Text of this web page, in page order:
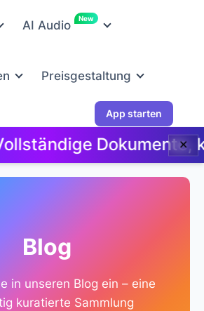
AI Audio New
Preisgestaltung
App starten
Dokumente,✕
Blog
in unseren Blog ein – eine
kuratierte Sammlung